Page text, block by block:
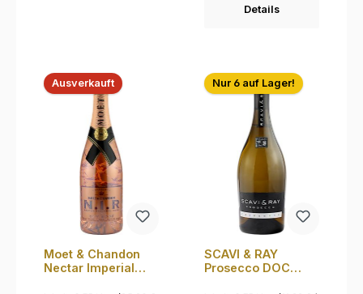
Details
Ausverkauft
Moet & Chandon
Nectar Imperial
Nur 6 auf Lager!
SCAVI & RAY
Prosecco DOC